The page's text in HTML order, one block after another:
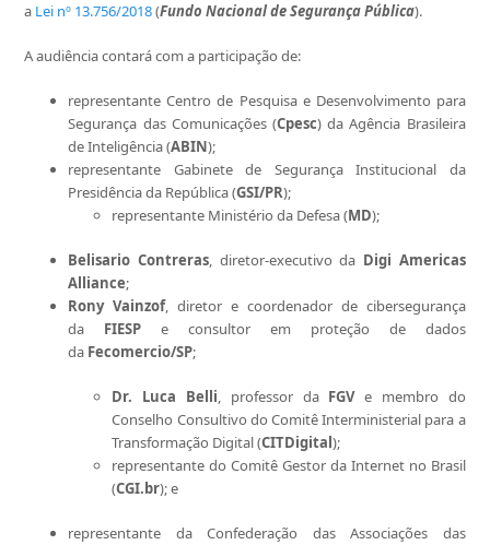
a Lei nº 13.756/2018(Fundo Nacional de Segurança Pública).
A audiência contará com a participação de:
representante Centro de Pesquisa e Desenvolvimento para
Segurança das Comunicações (Cpesc) da Agência Brasileira
de Inteligência (ABIN);
representante Gabinete de Segurança Institucional da
Presidência da República (GSI/PR);
representante Ministério da Defesa (MD);
Belisario Contreras, diretor-executivo da Digi Americas
Alliance;
Rony Vainzof, diretor e coordenador de cibersegurança
da FIESP e consultor em proteção de dados
da Fecomercio/SP;
Dr. Luca Belli, professor da FGVe membro do
Conselho Consultivo do Comitê Interministerial para a
Transformação Digital (CITDigital);
representante do Comitê Gestor da Internet no Brasil
(CGI.br); e
representante da Confederação das Associações das